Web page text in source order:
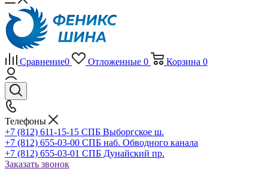
Сравнение0 Отложенные 0 Корзина 0
Телефоны
+7 (812) 611-15-15 СПБ Выборгское ш.
+7 (812) 655-03-00 СПБ наб. Обводного канала
+7 (812) 655-03-01 СПБ Дунайский пр.
Заказать звонок